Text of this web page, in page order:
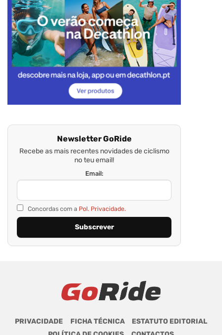
Newsletter GoRide
Recebe as mais recentes novidades de ciclismo
no teu email!
Email:
Concordas com a Pol. Privacidade.
PRIVACIDADE FICHA TÉCNICA
ESTATUTO EDITORIAL